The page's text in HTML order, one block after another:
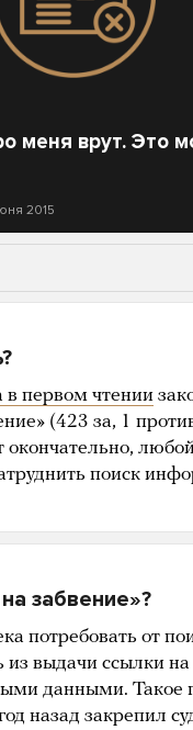
меня врут. Это
2015
в первом чтении
(423 за, 1
поиск
забвение»?
потребовать от
из выдачи ссылки
данными. Такое
назад закрепил